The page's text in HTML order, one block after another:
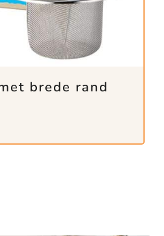
brede rand